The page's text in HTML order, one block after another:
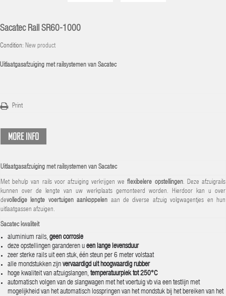
Sacatec Rail SR60-1000
Condition: New product
Uitlaatgasafzuiging met railsystemen van Sacatec
Print
MORE INFO
Uitlaatgasafzuiging met railsystemen van Sacatec
Met behulp van rails voor afzuiging verkrijgen weflexibelere opstellingen. Deze afzuigrails
kunnen over de lengte van uw werkplaats gemonteerd worden. Hierdoor kan u over
devolledige lengte voertuigen aankoppelen aan de diverse afzuig volgwagentjes en hun
uitlaatgassen afzuigen.
Sacatec kwaliteit
aluminium rails, geen corrosie
deze opstellingen garanderen u een lange levensduur
zeer sterke rails uit een stuk, één steun per 6 meter volstaat
alle mondstukken zijn vervaardigd uit hoogwaardig rubber
hoge kwaliteit van afzuigslangen, temperatuurpiek tot 250°C
automatisch volgen van de slangwagen met het voertuig vb via een testlijn met
mogelijkheid van het automatisch losspringen van het mondstuk bij het bereiken van het